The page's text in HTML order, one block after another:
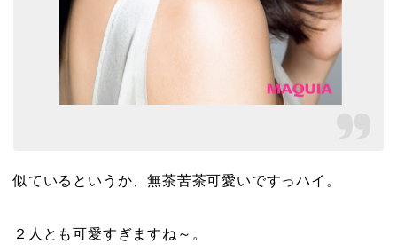
似ているというか、無茶苦茶可愛いですっハイ。
２人とも可愛すぎますね～。